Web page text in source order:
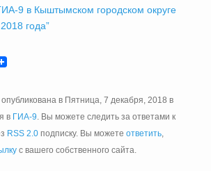
9 в Кыштымском городском округе
года”
в Пятница, 7 декабря, 2018 в
в ГИА-9. Вы можете следить за ответами к
RSS 2.0подписку. Вы можете ответить,
с вашего собственного сайта.